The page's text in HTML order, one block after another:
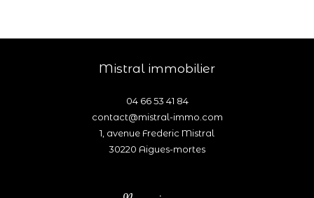
mistral immobilier
04 66 53 41 84
contact@mistral-immo.com
1, avenue Frederic Mistral
30220
aigues-mortes